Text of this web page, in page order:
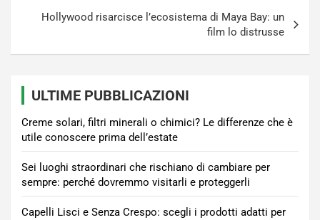
Hollywood risarcisce l’ecosistema di Maya Bay: un
film lo distrusse
ULTIME PUBBLICAZIONI
Creme solari, filtri minerali o chimici? Le differenze che è
utile conoscere prima dell’estate
Sei luoghi straordinari che rischiano di cambiare per
sempre: perché dovremmo visitarli e proteggerli
Capelli Lisci e Senza Crespo: scegli i prodotti adatti per